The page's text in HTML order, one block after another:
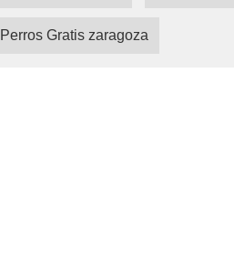
Perros Gratis zaragoza